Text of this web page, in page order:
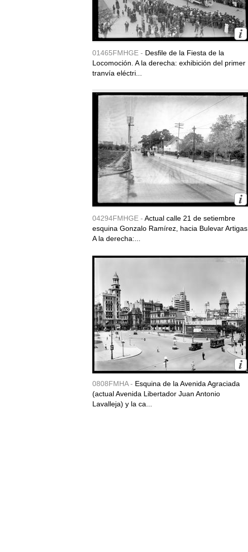
01465FMHGE - Desfile de la Fiesta de la
Locomoción. A la derecha: exhibición del primer
tranvía eléctri...
04294FMHGE - Actual calle 21 de setiembre
esquina Gonzalo Ramírez, hacia Bulevar Artigas.
A la derecha:...
0808FMHA - Esquina de la Avenida Agraciada
(actual Avenida Libertador Juan Antonio
Lavalleja) y la ca...